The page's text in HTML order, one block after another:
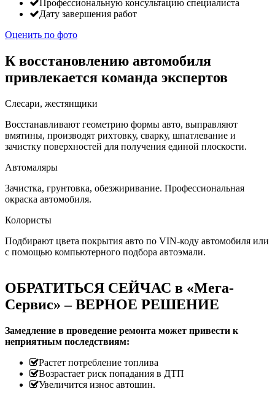
Профессиональную консультацию специалиста
Дату завершения работ
Оценить по фото
К восстановлению автомобиля
привлекается команда экспертов
Слесари, жестянщики
Восстанавливают геометрию формы авто, выправляют
вмятины, производят рихтовку, сварку, шпатлевание и
зачистку поверхностей для получения единой плоскости.
Автомаляры
Зачистка, грунтовка, обезжиривание. Профессиональная
окраска автомобиля.
Колористы
Подбирают цвета покрытия авто по VIN-коду автомобиля или
с помощью компьютерного подбора автоэмали.
ОБРАТИТЬСЯ СЕЙЧАС в «Мега-
Сервис» – ВЕРНОЕ РЕШЕНИЕ
Замедление в проведение ремонта может привести к
неприятным последствиям:
Растет потребление топлива
Возрастает риск попадания в ДТП
Увеличится износ автошин.